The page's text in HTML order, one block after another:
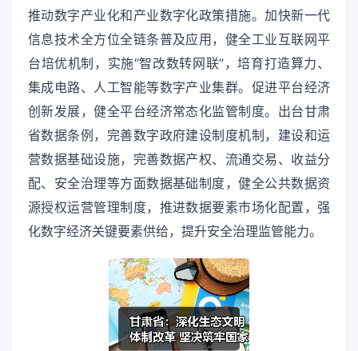
推动数字产业化和产业数字化政策措施。加快新一代
信息技术全方位全链条普及应用，健全工业互联网平
台培优机制，实施“智改数转网联”，培育打造算力、
集成电路、人工智能等数字产业集群。促进平台经济
创新发展，健全平台经济常态化监管制度。出台甘肃
省数据条例，完善数字政府建设制度机制，建设和运
营数据基础设施，完善数据产权、流通交易、收益分
配、安全治理等方面数据基础制度，健全公共数据资
源授权运营管理制度，推进数据要素市场化配置，强
化数字经济关键要素供给，提升安全治理监管能力。